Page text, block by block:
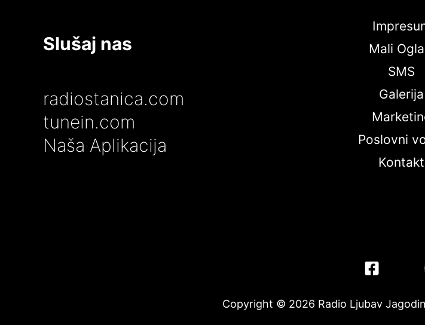
Slušaj nas
radiostanica.com
tunein.com
Naša Aplikacija
Mali
SMS
Galerija
Poslovni
Kontakt
Copyright © 2026 Radio Ljubav